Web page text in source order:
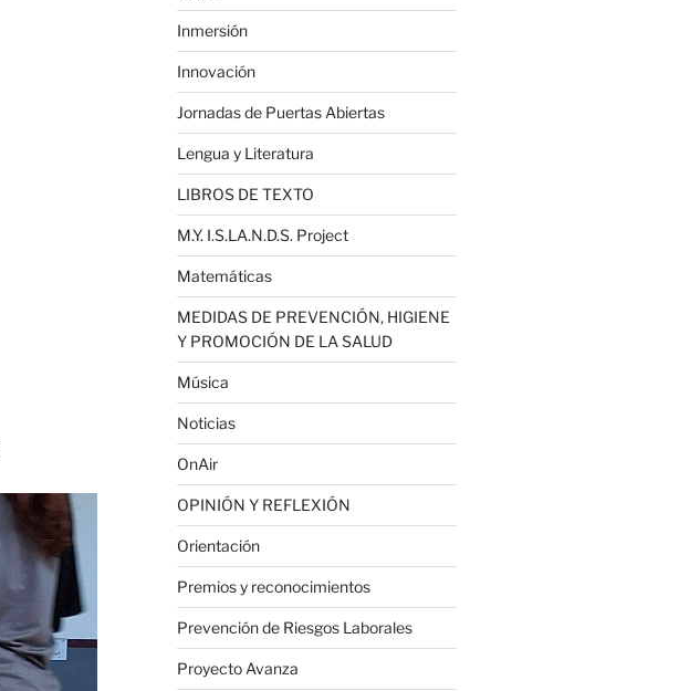
Inmersión
Innovación
Jornadas de Puertas Abiertas
Lengua y Literatura
LIBROS DE TEXTO
M.Y. I.S.LA.N.D.S. Project
Matemáticas
MEDIDAS DE PREVENCIÓN, HIGIENE
Y PROMOCIÓN DE LA SALUD
Música
Noticias
OnAir
OPINIÓN Y REFLEXIÓN
Orientación
Premios y reconocimientos
Prevención de Riesgos Laborales
Proyecto Avanza